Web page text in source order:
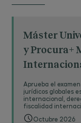
Máster
y Procura+
Aprueba el
jurídicos globales
internacional,
fiscalidad
Octubre 2026